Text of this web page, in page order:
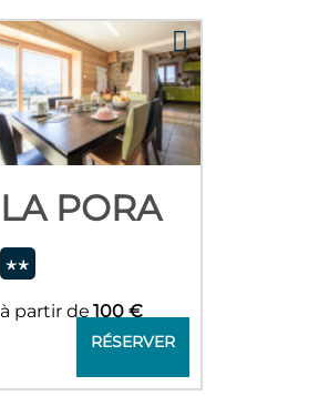
LA PORA
RÉSERVER
à partir de 100 €